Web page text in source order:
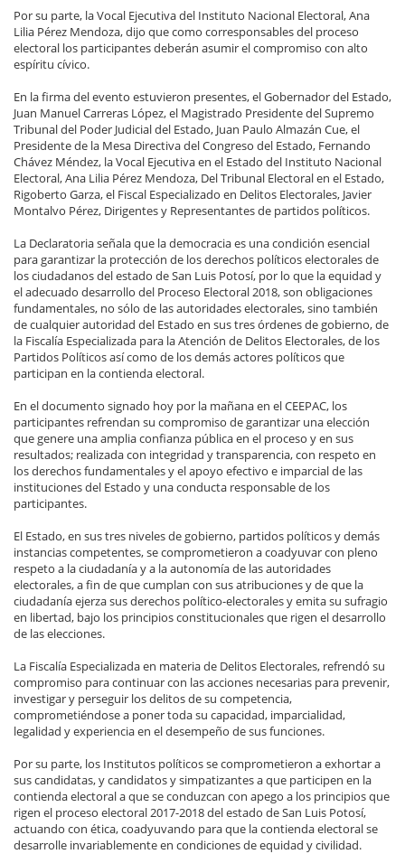
Por su parte, la Vocal Ejecutiva del Instituto Nacional Electoral, Ana
Lilia Pérez Mendoza, dijo que como corresponsables del proceso
electoral los participantes deberán asumir el compromiso con alto
espíritu cívico.
En la firma del evento estuvieron presentes, el Gobernador del Estado,
Juan Manuel Carreras López, el Magistrado Presidente del Supremo
Tribunal del Poder Judicial del Estado, Juan Paulo Almazán Cue, el
Presidente de la Mesa Directiva del Congreso del Estado, Fernando
Chávez Méndez, la Vocal Ejecutiva en el Estado del Instituto Nacional
Electoral, Ana Lilia Pérez Mendoza, Del Tribunal Electoral en el Estado,
Rigoberto Garza, el Fiscal Especializado en Delitos Electorales, Javier
Montalvo Pérez, Dirigentes y Representantes de partidos políticos.
La Declaratoria señala que la democracia es una condición esencial
para garantizar la protección de los derechos políticos electorales de
los ciudadanos del estado de San Luis Potosí, por lo que la equidad y
el adecuado desarrollo del Proceso Electoral 2018, son obligaciones
fundamentales, no sólo de las autoridades electorales, sino también
de cualquier autoridad del Estado en sus tres órdenes de gobierno, de
la Fiscalía Especializada para la Atención de Delitos Electorales, de los
Partidos Políticos así como de los demás actores políticos que
participan en la contienda electoral.
En el documento signado hoy por la mañana en el CEEPAC, los
participantes refrendan su compromiso de garantizar una elección
que genere una amplia confianza pública en el proceso y en sus
resultados; realizada con integridad y transparencia, con respeto en
los derechos fundamentales y el apoyo efectivo e imparcial de las
instituciones del Estado y una conducta responsable de los
participantes.
El Estado, en sus tres niveles de gobierno, partidos políticos y demás
instancias competentes, se comprometieron a coadyuvar con pleno
respeto a la ciudadanía y a la autonomía de las autoridades
electorales, a fin de que cumplan con sus atribuciones y de que la
ciudadanía ejerza sus derechos político-electorales y emita su sufragio
en libertad, bajo los principios constitucionales que rigen el desarrollo
de las elecciones.
La Fiscalía Especializada en materia de Delitos Electorales, refrendó su
compromiso para continuar con las acciones necesarias para prevenir,
investigar y perseguir los delitos de su competencia,
comprometiéndose a poner toda su capacidad, imparcialidad,
legalidad y experiencia en el desempeño de sus funciones.
Por su parte, los Institutos políticos se comprometieron a exhortar a
sus candidatas, y candidatos y simpatizantes a que participen en la
contienda electoral a que se conduzcan con apego a los principios que
rigen el proceso electoral 2017-2018 del estado de San Luis Potosí,
actuando con ética, coadyuvando para que la contienda electoral se
desarrolle invariablemente en condiciones de equidad y civilidad.